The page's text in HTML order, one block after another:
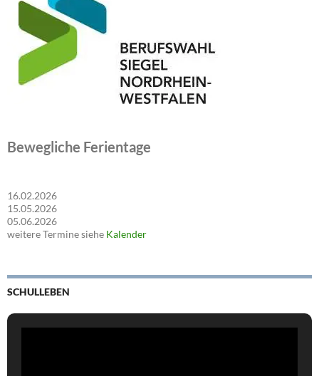
Bewegliche Ferientage
16.02.2026
15.05.2026
05.06.2026
weitere Termine siehe Kalender
SCHULLEBEN